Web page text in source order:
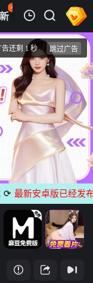
42
热榜 APP
第1集
安卓版已经发布无广